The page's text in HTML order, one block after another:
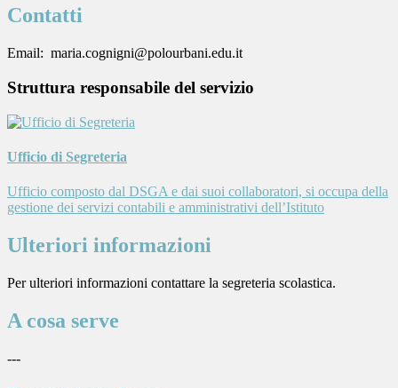
Contatti
Email: maria.cognigni@polourbani.edu.it
Struttura responsabile del servizio
Ufficio di Segreteria
Ufficio composto dal DSGA e dai suoi collaboratori, si occupa della
gestione dei servizi contabili e amministrativi dell’Istituto
Ulteriori informazioni
Per ulteriori informazioni contattare la segreteria scolastica.
A cosa serve
---